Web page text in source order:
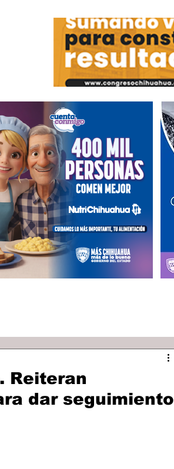
Reiteran
dar seguimiento